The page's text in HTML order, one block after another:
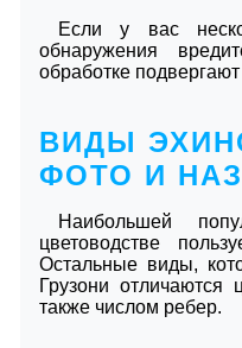
Если у вас
обнаружения
обработке
ВИДЫ
ФОТО И
Наибольшей
цветоводстве
Остальные виды,
Грузони отличаются
также числом ребер.